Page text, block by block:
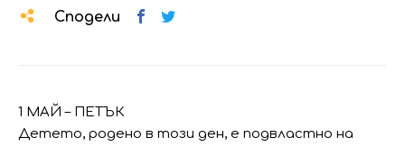
Сподели
1 МАЙ – ПЕТЪК
Детето, родено в този ден, е подвластно на